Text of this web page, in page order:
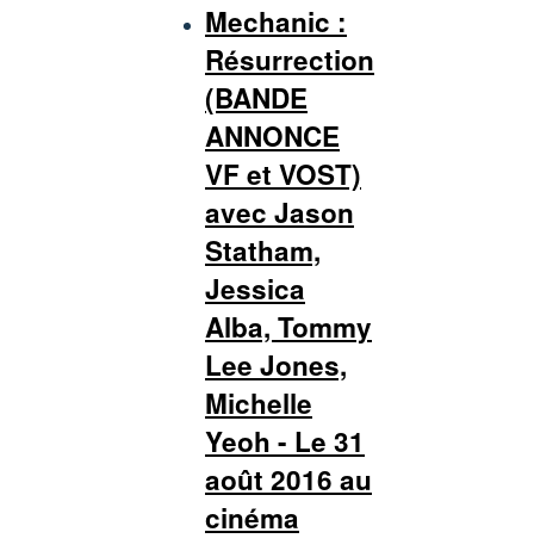
Mechanic :
Résurrection
(BANDE
ANNONCE
VF et VOST)
avec Jason
Statham,
Jessica
Alba, Tommy
Lee Jones,
Michelle
Yeoh - Le 31
août 2016 au
cinéma